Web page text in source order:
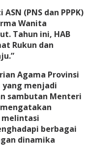
(PNS dan PPPK)
Wanita
Tahun ini, HAB
Rukun dan
Agama Provinsi
yang menjadi
sambutan Menteri
melintasi
berbagai
dinamika